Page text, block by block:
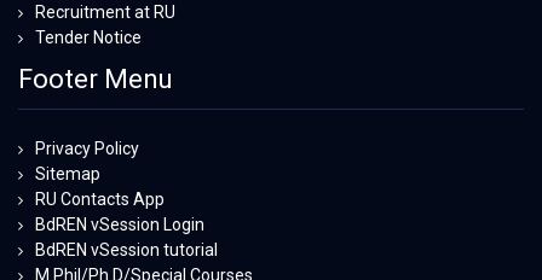
Recruitment at RU
Tender Notice
Footer Menu
Privacy Policy
Sitemap
RU Contacts App
BdREN vSession Login
BdREN vSession tutorial
M.Phil/Ph.D/Special Courses